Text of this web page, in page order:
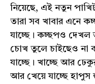
নিয়েছে, এই নতুন
তারা সব খাবার এনে
যাচ্ছে। কচ্ছপও দেখল
চোখ তুলে চাইছেও না
যাচ্ছে। খাচ্ছে আর
আর খেয়ে যাচ্ছে